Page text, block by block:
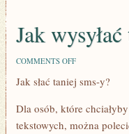
Jak
COMMENTS OFFON
WYSYŁAĆ
TANIEJ
Y?
Jak słać taniej sms-y?
Dla osób, które
tekstowych, można